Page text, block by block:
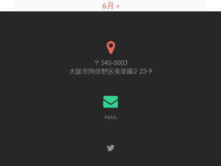
6月 »
〒545-0003
大阪市阿倍野区美章園2-23-9
MAIL